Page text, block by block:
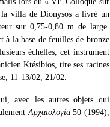
la villa de Dionysos a livré un
sur 0,75-0,80 m de large.
à la base de feuilles de bronze
échelles, cet instrument
Ktésibios, tire ses racines
11-13/02, 21/02.
avec les autres objets qui
Αρχαιολογία50 (1994),